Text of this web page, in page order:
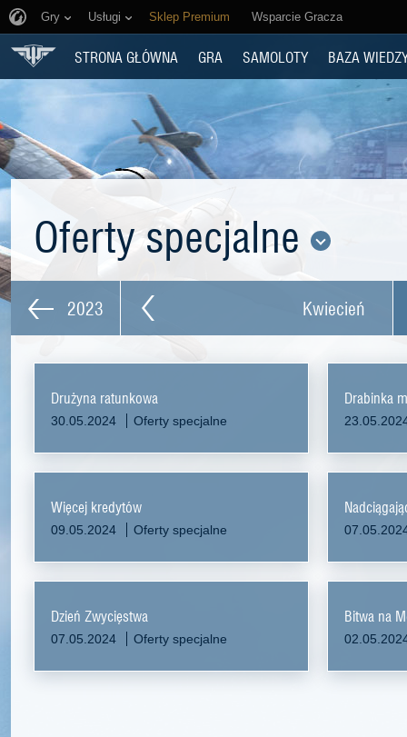
Gry Usługi Sklep Premium Wsparcie Gracza
STRONA GŁÓWNA GRA SAMOLOTY BAZA
Oferty specjalne
2023 Kwiecień
Drużyna ratunkowa
30.05.2024 Oferty specjalne
Drabinka
Więcej kredytów
09.05.2024 Oferty specjalne
Dzień Zwycięstwa
07.05.2024 Oferty specjalne
Bitwa na